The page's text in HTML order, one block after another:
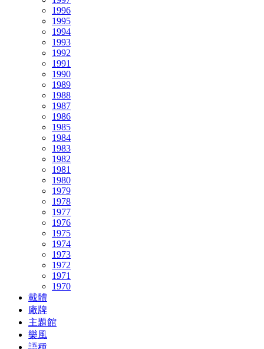
1996
1995
1994
1993
1992
1991
1990
1989
1988
1987
1986
1985
1984
1983
1982
1981
1980
1979
1978
1977
1976
1975
1974
1973
1972
1971
1970
載體
廠牌
主題館
樂風
語種